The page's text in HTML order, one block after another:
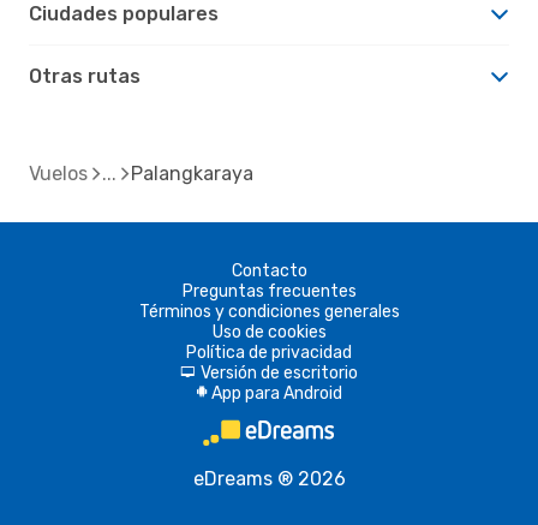
Ciudades populares
Otras rutas
Vuelos Palangkaraya
Contacto
Preguntas frecuentes
Términos y condiciones generales
Uso de cookies
Política de privacidad
d Versión de escritorio
A App para Android
eDreams ® 2026